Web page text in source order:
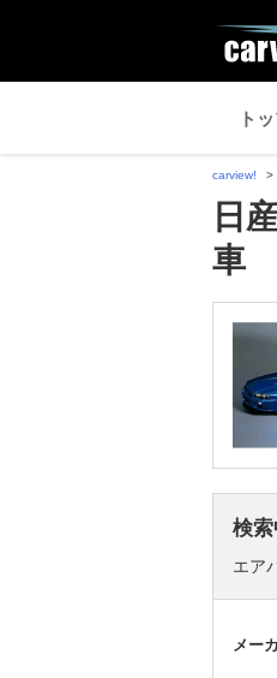
ト
carview!
日
車
検
エア
メー